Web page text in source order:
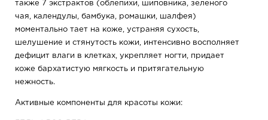
также 7 экстрактов (облепихи, шиповника, зеленого
чая, календулы, бамбука, ромашки, шалфея)
моментально тает на коже, устраняя сухость,
шелушение и стянутость кожи, интенсивно восполняет
дефицит влаги в клетках, укрепляет ногти, придает
коже бархатистую мягкость и притягательную
нежность.
Активные компоненты для красоты кожи: